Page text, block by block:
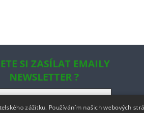
SI ZASÍLAT EMAILY
NEWSLETTER ?
zážitku. Používáním našich webových